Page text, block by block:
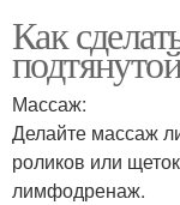
Как
Массаж:
Делайте массаж
роликов или
лимфодренаж.